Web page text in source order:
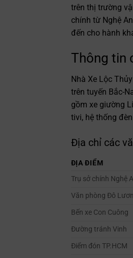
trên thị trường
chính từ Nghệ
đến cho hành
Thông tin
Nhà Xe Lộc
trên tuyến Bắc-
gồm xe giường
tivi, hệ thống
Địa chỉ các
ĐỊA ĐIỂM
Trụ sở chính Nghệ
Văn phòng Đô
Bến xe Con Cuông
Đường tránh Vinh
Điểm đón TP.HCM